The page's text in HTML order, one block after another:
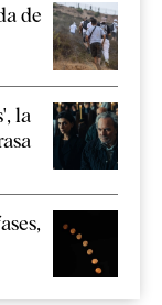
de
la